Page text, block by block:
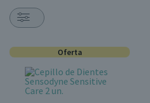
Oferta